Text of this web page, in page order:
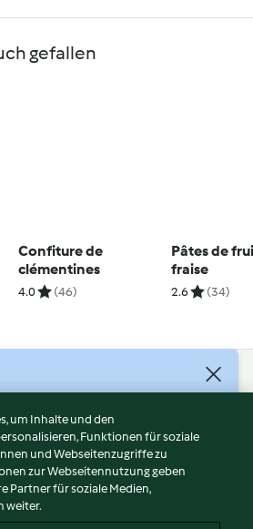
gefallen
Confiture de
clémentines
4.0 (46)
Pâtes de
fraise
2.6 (34)
um Inhalte und den
Funktionen für soziale
und Webseitenzugriffe zu
zur Webseitennutzung geben
Partner für soziale Medien,
weiter.